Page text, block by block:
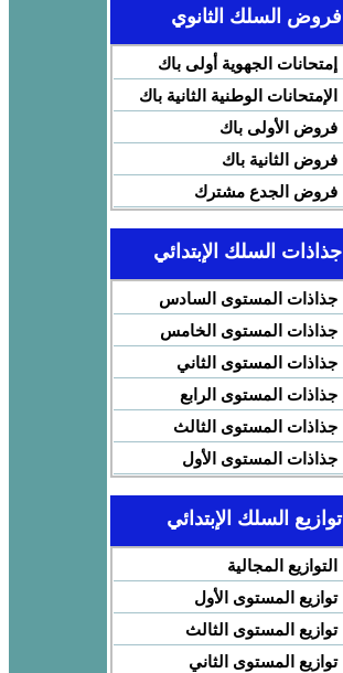
فروض السلك الثانوي
إمتحانات الجهوية أولى باك
الإمتحانات الوطنية الثانية باك
فروض الأولى باك
فروض الثانية باك
فروض الجدع مشترك
جذاذات السلك الإبتدائي
جذاذات المستوى السادس
جذاذات المستوى الخامس
جذاذات المستوى الثاني
جذاذات المستوى الرابع
جذاذات المستوى الثالث
جذاذات المستوى الأول
توازيع السلك الإبتدائي
التوازيع المجالية
توازيع المستوى الأول
توازيع المستوى الثالث
توازيع المستوى الثاني